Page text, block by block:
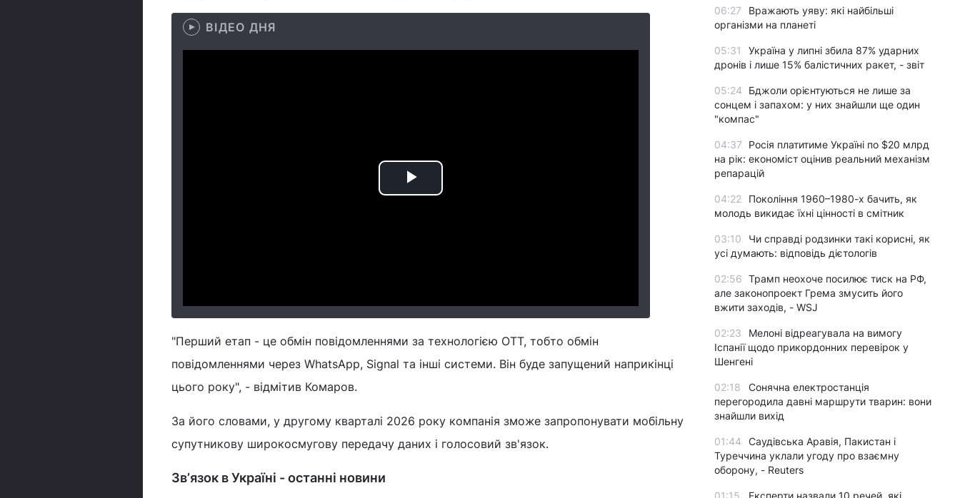
ВІДЕО ДНЯ
Play
"Перший етап - це обмін повідомленнями за технологією OTT, тобто обмін
повідомленнями через WhatsApp, Signal та інші системи. Він буде запущений наприкінці
цього року", - відмітив Комаров.
За його словами, у другому кварталі 2026 року компанія зможе запропонувати мобільну
супутникову широкосмугову передачу даних і голосовий зв'язок.
Звʼязок в Україні - останні новини
06:27
Вражають уяву: які найбільші
організми на планеті
05:31
Україна у липні збила 87% ударних
дронів і лише 15% балістичних ракет, - звіт
05:24
Бджоли орієнтуються не лише за
сонцем і запахом: у них знайшли ще один
"компас"
04:37
Росія платитиме Україні по $20 млрд
на рік: економіст оцінив реальний механізм
репарацій
04:22
Покоління 1960–1980-х бачить, як
молодь викидає їхні цінності в смітник
03:10
Чи справді родзинки такі корисні, як
усі думають: відповідь дієтологів
02:56 Трамп неохоче посилює тиск на РФ,
але законопроект Грема змусить його
вжити заходів, - WSJ
02:23
Мелоні відреагувала на вимогу
Іспанії щодо прикордонних перевірок у
Шенгені
02:18
Сонячна електростанція
перегородила давні маршрути тварин: вони
знайшли вихід
01:44
Саудівська Аравія, Пакистан і
Туреччина уклали угоду про взаємну
оборону, - Reuters
01:15
Експерти назвали 10 речей, які